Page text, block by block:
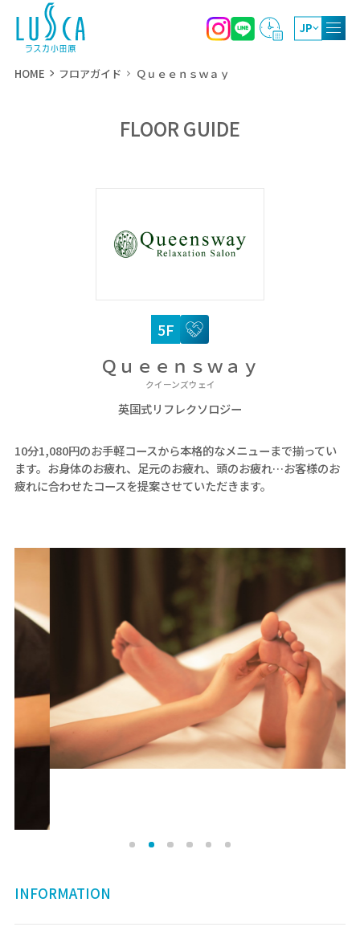
JP
HOME フロアガイド Ｑｕｅｅｎｓｗａｙ
FLOOR GUIDE
5F
Ｑｕｅｅｎｓｗａｙ
クイーンズウェイ
英国式リフレクソロジー
10分1,080円のお手軽コースから本格的なメニューまで揃ってい
ます。お身体のお疲れ、足元のお疲れ、頭のお疲れ…お客様のお
疲れに合わせたコースを提案させていただきます。
INFORMATION